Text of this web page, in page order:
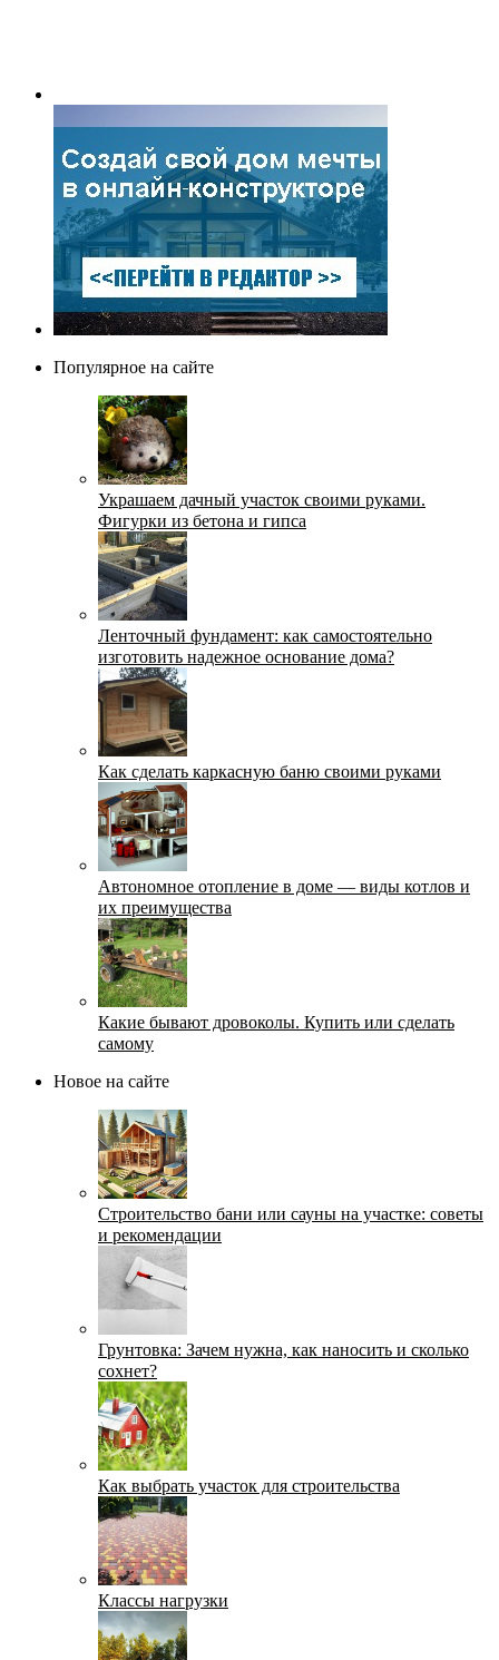
Популярное на сайте
Украшаем дачный участок своими руками.
Фигурки из бетона и гипса
Ленточный фундамент: как самостоятельно
изготовить надежное основание дома?
Как сделать каркасную баню своими руками
Автономное отопление в доме — виды котлов и
их преимущества
Какие бывают дровоколы. Купить или сделать
самому
Новое на сайте
Строительство бани или сауны на участке: советы
и рекомендации
Грунтовка: Зачем нужна, как наносить и сколько
сохнет?
Как выбрать участок для строительства
Классы нагрузки